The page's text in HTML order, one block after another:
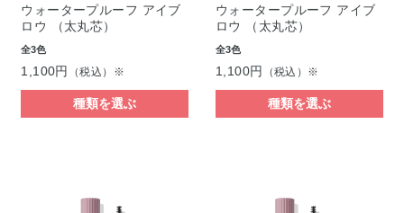
ウォータープルーフ アイブ
ロウ （太丸芯）
全3色
1,100円 （税込）※
種類を選ぶ
ウォータープルーフ アイブ
ロウ （太丸芯）
全3色
1,100円 （税込）※
種類を選ぶ